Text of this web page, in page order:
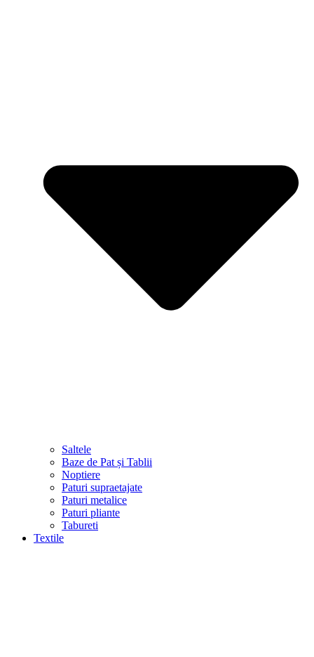
Saltele
Baze de Pat și Tablii
Noptiere
Paturi supraetajate
Paturi metalice
Paturi pliante
Tabureti
Textile